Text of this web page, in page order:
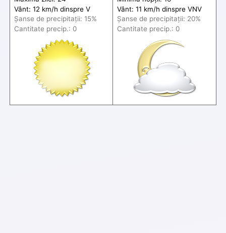
Vânt: 12 km/h dinspre V
Șanse de precipitații: 15%
Cantitate precip.: 0
Vânt: 11 km/h dinspre VNV
Șanse de precipitații: 20%
Cantitate precip.: 0